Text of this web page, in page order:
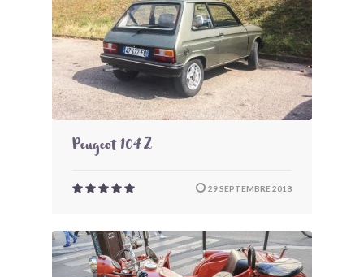
Peugeot 104 Z
29 SEPTEMBRE 2018